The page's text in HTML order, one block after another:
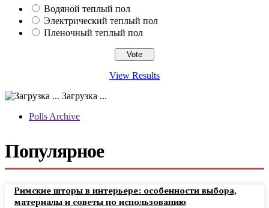
Водяной теплый пол
Электрический теплый пол
Пленочный теплый пол
View Results
Загрузка ...
Polls Archive
Популярное
Римские шторы в интерьере: особенности выбора,
материалы и советы по использованию